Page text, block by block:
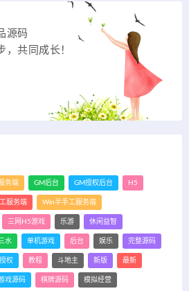
源码
，共同成长！
务端 GM后台 GM授权后台 H5
服务端 Win半手工服务端
三网H5游戏 乐游 休闲益智
水 单机游戏 后台 娱乐 完整源码
授权 教程 斗地主 新版 最新
戏源码 棋牌源码 模拟经营